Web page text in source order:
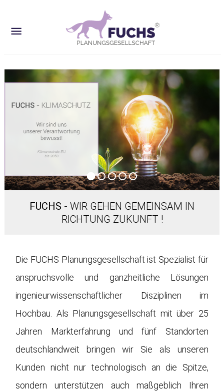
FUCHS - WIR GEHEN GEMEINSAM IN
RICHTUNG ZUKUNFT !
Die FUCHS Planungsgesellschaft ist Spezialist für
anspruchsvolle und ganzheitliche Lösungen
ingenieurwissenschaftlicher Disziplinen im
Hochbau. Als Planungsgesellschaft mit über 25
Jahren Markterfahrung und fünf Standorten
deutschlandweit bringen wir Sie als unseren
Kunden nicht nur technologisch an die Spitze,
sondern unterstützen auch maßgeblich Ihren